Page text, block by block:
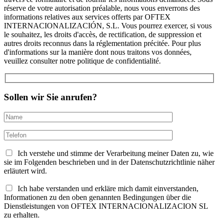
réserve de votre autorisation préalable, nous vous enverrons des
informations relatives aux services offerts par OFTEX
INTERNACIONALIZACIÓN, S.L. Vous pourrez exercer, si vous
le souhaitez, les droits d'accès, de rectification, de suppression et
autres droits reconnus dans la réglementation précitée. Pour plus
d'informations sur la manière dont nous traitons vos données,
veuillez consulter notre politique de confidentialité.
Sollen wir Sie anrufen?
Ich verstehe und stimme der Verarbeitung meiner Daten zu, wie
sie im Folgenden beschrieben und in der Datenschutzrichtlinie näher
erläutert wird.
Ich habe verstanden und erkläre mich damit einverstanden,
Informationen zu den oben genannten Bedingungen über die
Dienstleistungen von OFTEX INTERNACIONALIZACION SL
zu erhalten.